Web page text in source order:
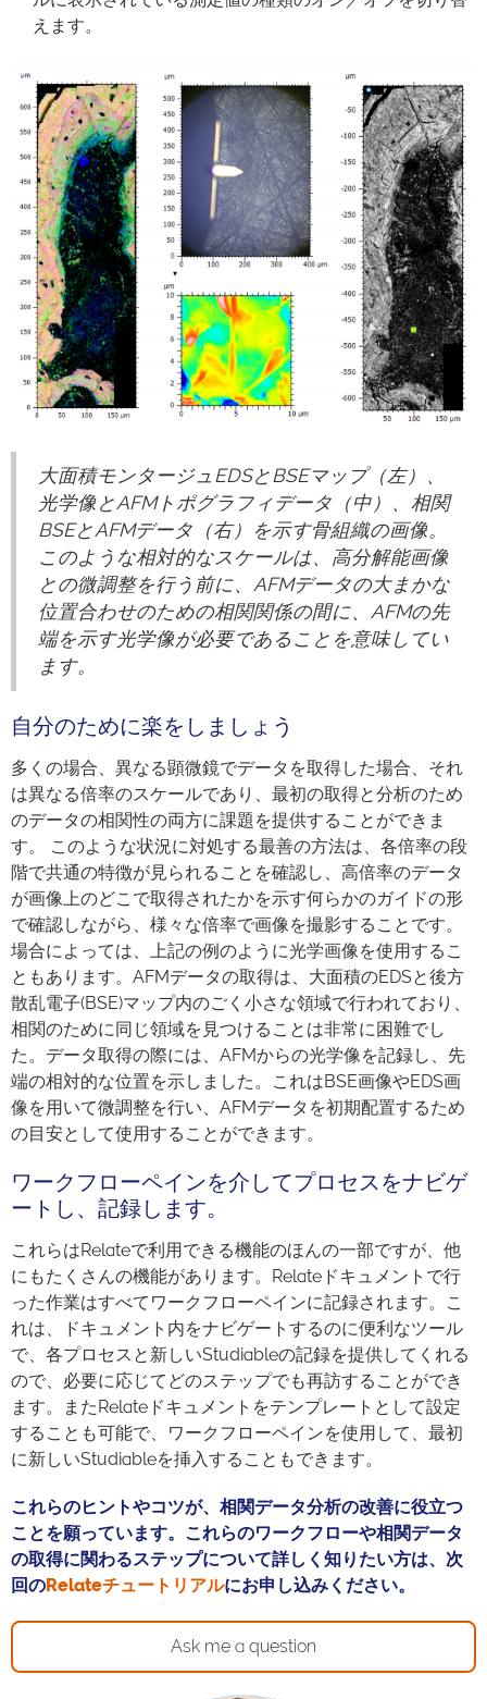
えます。
大面積モンタージュEDSとBSEマップ（左）、
光学像とAFMトポグラフィデータ（中）、相関
BSEとAFMデータ（右）を示す骨組織の画像。
このような相対的なスケールは、高分解能画像
との微調整を行う前に、AFMデータの大まかな
位置合わせのための相関関係の間に、AFMの先
端を示す光学像が必要であることを意味してい
ます。
自分のために楽をしましょう
多くの場合、異なる顕微鏡でデータを取得した場合、それ
は異なる倍率のスケールであり、最初の取得と分析のため
のデータの相関性の両方に課題を提供することができま
す。 このような状況に対処する最善の方法は、各倍率の段
階で共通の特徴が見られることを確認し、高倍率のデータ
が画像上のどこで取得されたかを示す何らかのガイドの形
で確認しながら、様々な倍率で画像を撮影することです。
場合によっては、上記の例のように光学画像を使用するこ
ともあります。AFMデータの取得は、大面積のEDSと後方
散乱電子(BSE)マップ内のごく小さな領域で行われており、
相関のために同じ領域を見つけることは非常に困難でし
た。データ取得の際には、AFMからの光学像を記録し、先
端の相対的な位置を示しました。これはBSE画像やEDS画
像を用いて微調整を行い、AFMデータを初期配置するため
の目安として使用することができます。
ワークフローペインを介してプロセスをナビゲ
ートし、記録します。
これらはRelateで利用できる機能のほんの一部ですが、他
にもたくさんの機能があります。Relateドキュメントで行
った作業はすべてワークフローペインに記録されます。こ
れは、ドキュメント内をナビゲートするのに便利なツール
で、各プロセスと新しいStudiableの記録を提供してくれる
ので、必要に応じてどのステップでも再訪することができ
ます。またRelateドキュメントをテンプレートとして設定
することも可能で、ワークフローペインを使用して、最初
に新しいStudiableを挿入することもできます。
これらのヒントやコツが、相関データ分析の改善に役立つ
ことを願っています。これらのワークフローや相関データ
の取得に関わるステップについて詳しく知りたい方は、次
回のRelateチュートリアルにお申し込みください。
Ask me a question